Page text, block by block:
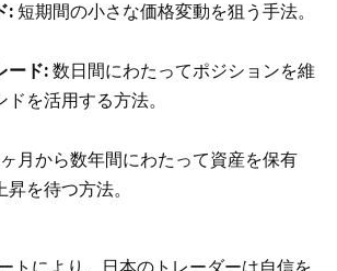
: 短期間の小さな価格変動を狙う手法。
ード: 数日間にわたってポジションを維
を活用する方法。
月から数年間にわたって資産を保有
昇を待つ方法。
トにより、日本のトレーダーは自信を